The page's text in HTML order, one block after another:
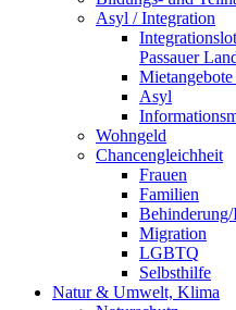
Asyl / Integration
Passauer
Asyl
Wohngeld
Chancengleichheit
Frauen
Familien
Migration
LGBTQ
Selbsthilfe
Natur & Umwelt, Klima